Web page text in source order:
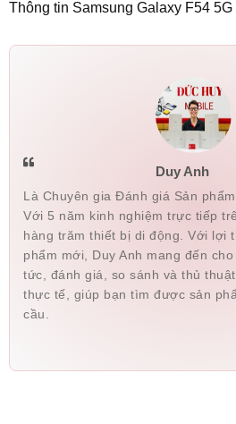
Thông tin Samsung Galaxy F54 5G
Duy Anh
Là Chuyên gia Đánh giá Sản
Với 5 năm kinh nghiệm trực tiếp
hàng trăm thiết bị di động. Với lợi
phẩm mới, Duy Anh mang đến
tức, đánh giá, so sánh và thủ
thực tế, giúp bạn tìm được sản
cầu.